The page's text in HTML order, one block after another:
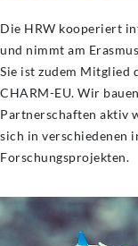
Die HRW kooperiert
und nimmt am
Sie ist zudem Mitglied
CHARM-EU. Wir
Partnerschaften aktiv
sich in verschiedenen
Forschungsprojekten.